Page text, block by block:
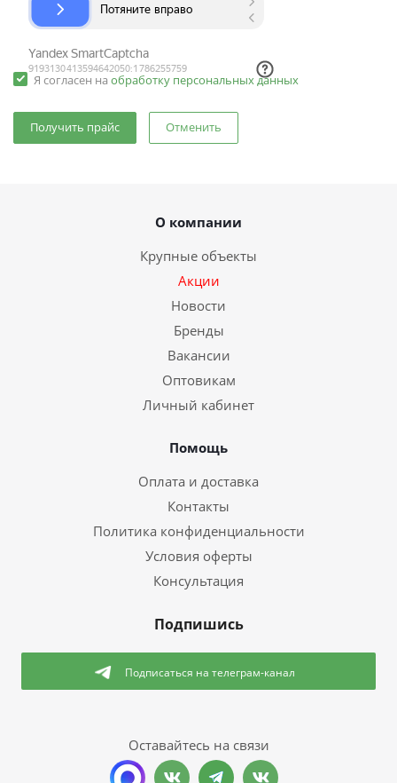
Я согласен на обработку персональных данных
Отменить
О компании
Крупные объекты
Акции
Новости
Бренды
Вакансии
Оптовикам
Личный кабинет
Помощь
Оплата и доставка
Контакты
Политика конфиденциальности
Условия оферты
Консультация
Подпишись
Подписаться на телеграм-канал
Оставайтесь на связи